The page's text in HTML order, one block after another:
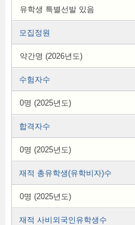
유학생 특별선발 있음
모집정원
약간명 (2026년도)
수험자수
0명 (2025년도)
합격자수
0명 (2025년도)
재적 총유학생(유학비자)수
0명 (2025년도)
재적 사비외국인유학생수